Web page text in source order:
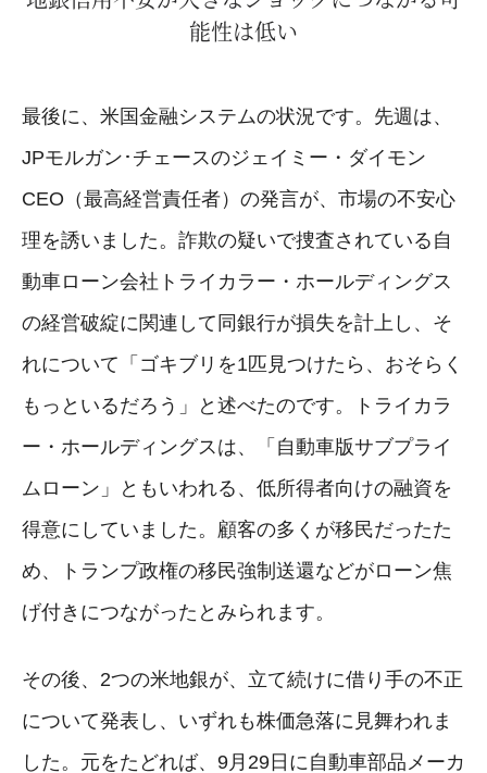
能性は低い
最後に、米国金融システムの状況です。先週は、
JPモルガン･チェースのジェイミー・ダイモン
CEO（最高経営責任者）の発言が、市場の不安心
理を誘いました。詐欺の疑いで捜査されている自
動車ローン会社トライカラー・ホールディングス
の経営破綻に関連して同銀行が損失を計上し、そ
れについて「ゴキブリを1匹見つけたら、おそらく
もっといるだろう」と述べたのです。トライカラ
ー・ホールディングスは、「自動車版サブプライ
ムローン」ともいわれる、低所得者向けの融資を
得意にしていました。顧客の多くが移民だったた
め、トランプ政権の移民強制送還などがローン焦
げ付きにつながったとみられます。
その後、2つの米地銀が、立て続けに借り手の不正
について発表し、いずれも株価急落に見舞われま
した。元をたどれば、9月29日に自動車部品メーカ